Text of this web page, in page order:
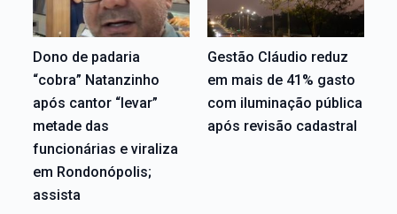
Dono de padaria
“cobra” Natanzinho
após cantor “levar”
metade das
funcionárias e viraliza
em Rondonópolis;
assista
Gestão Cláudio reduz
em mais de 41% gasto
com iluminação pública
após revisão cadastral